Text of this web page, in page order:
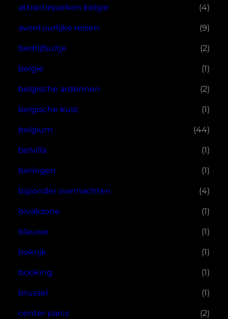
attractieparken belgie (4)
avontuurlijke reizen (9)
bedrijfsuitje (2)
belgie (1)
belgische ardennen (2)
belgische kust (1)
belgium (44)
belvilla (1)
beringen (1)
bijzonder overnachten (4)
bivakzone (1)
blauwe (1)
bokrijk (1)
booking (1)
brussel (1)
center parcs (2)